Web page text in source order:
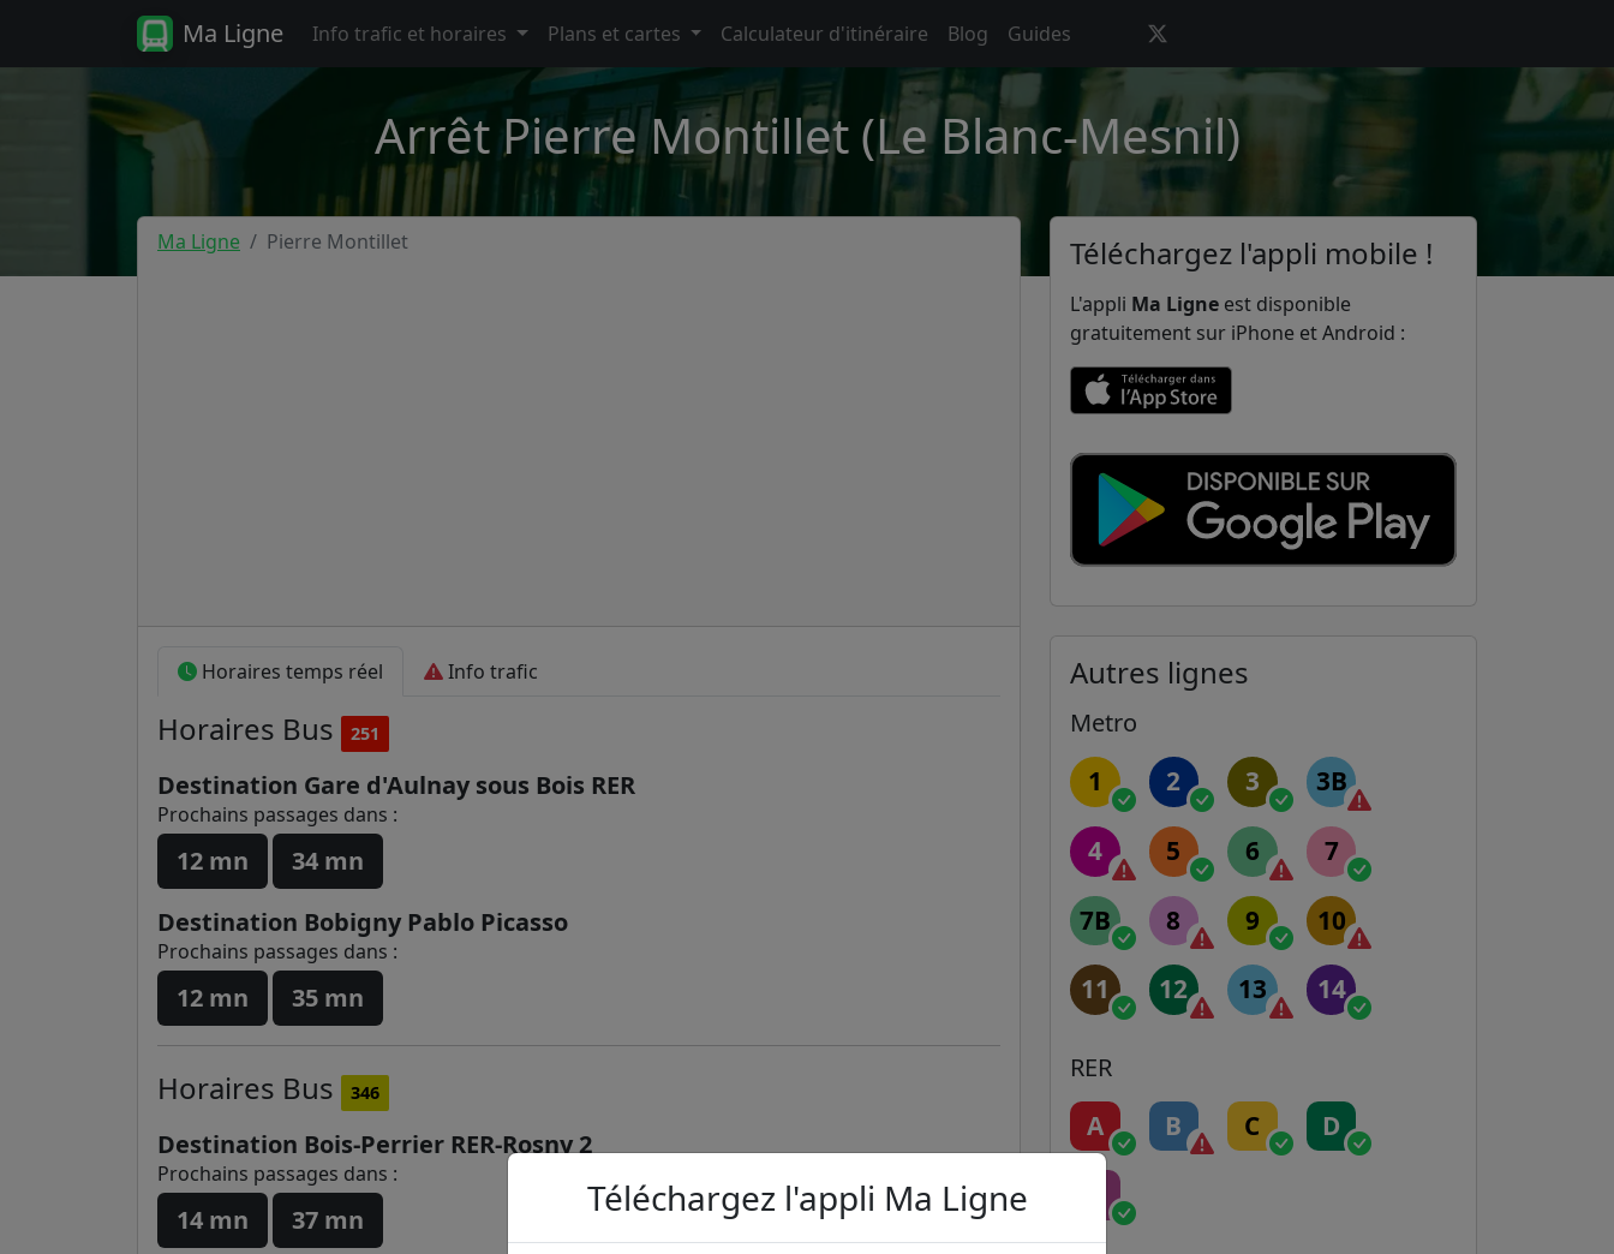
Ma Ligne Info trafic et horaires Plans et cartes Calculateur d'itinéraire Blog Guides
Arrêt Pierre Montillet (Le Blanc-Mesnil)
Ma Ligne Pierre Montillet
Horaires temps réel Info trafic
Horaires Bus 251
Destination Gare d'Aulnay sous Bois RER
Prochains passages dans :
12 mn
34 mn
Destination Bobigny Pablo Picasso
Prochains passages dans :
12 mn 35 mn
Horaires Bus 346
Destination Bois-Perrier RER-Rosny 2
Prochains passages dans :
14 mn
37 mn
Téléchargez l'appli mobile !
L'appli Ma Ligne est disponible
gratuitement sur iPhone et Android :
Autres lignes
Metro
1 2 3 3B
4 5 6 7
7B 8 9 10
11 12 13 14
RER
A B C D
Téléchargez l'appli Ma Ligne